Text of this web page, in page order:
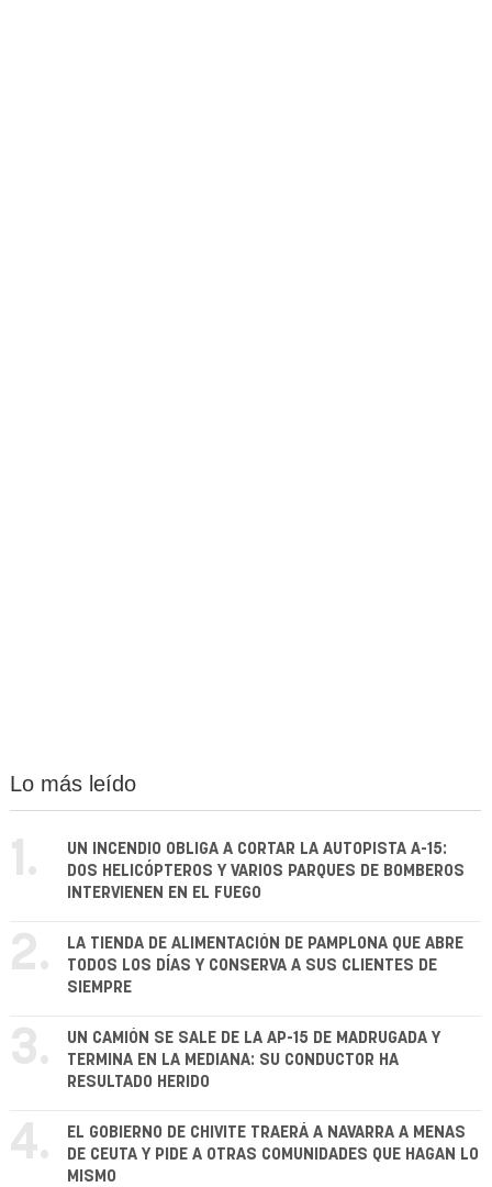
Lo más leído
1.
UN INCENDIO OBLIGA A CORTAR LA AUTOPISTA A-15:
DOS HELICÓPTEROS Y VARIOS PARQUES DE BOMBEROS
INTERVIENEN EN EL FUEGO
2.
LA TIENDA DE ALIMENTACIÓN DE PAMPLONA QUE ABRE
TODOS LOS DÍAS Y CONSERVA A SUS CLIENTES DE
SIEMPRE
3.
UN CAMIÓN SE SALE DE LA AP-15 DE MADRUGADA Y
TERMINA EN LA MEDIANA: SU CONDUCTOR HA
RESULTADO HERIDO
4.
EL GOBIERNO DE CHIVITE TRAERÁ A NAVARRA A MENAS
DE CEUTA Y PIDE A OTRAS COMUNIDADES QUE HAGAN LO
MISMO